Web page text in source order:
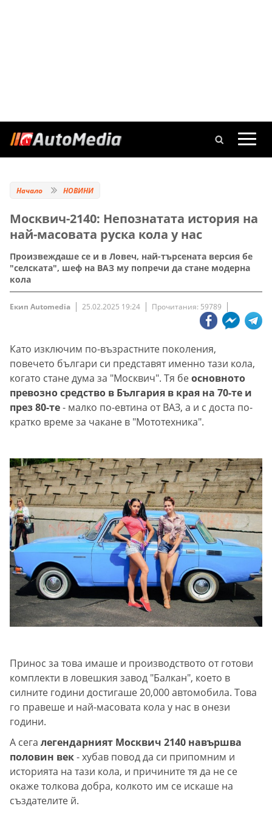
Начало НОВИНИ
Москвич-2140: Непознатата история на
най-масовата руска кола у нас
Произвеждаше се и в Ловеч, най-търсената версия бе
"селската", шеф на ВАЗ му попречи да стане модерна
кола
Екип Automedia 25.02.2025 19:24 Прочитания: 59789
Като изключим по-възрастните поколения,
повечето българи си представят именно тази кола,
когато стане дума за "Москвич". Тя беосновното
превозно средство в България в края на 70-те и
през 80-те- малко по-евтина от ВАЗ, а и с доста по-
кратко време за чакане в "Мототехника".
Принос за това имаше и производството от готови
комплекти в ловешкия завод "Балкан", което в
силните години достигаше 20,000 автомобила. Това
го правеше и най-масовата кола у нас в онези
години.
А сега легендарният Москвич 2140 навършва
половин век- хубав повод да си припомним и
историята на тази кола, и причините тя да не се
окаже толкова добра, колкото им се искаше на
създателите й.